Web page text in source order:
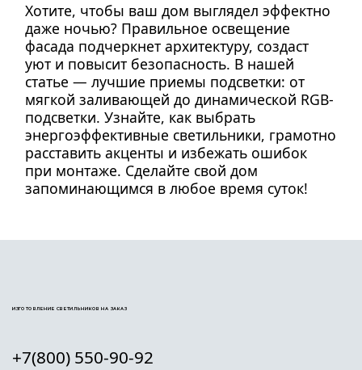
Хотите, чтобы ваш дом выглядел эффектно
даже ночью? Правильное освещение
фасада подчеркнет архитектуру, создаст
уют и повысит безопасность. В нашей
статье — лучшие приемы подсветки: от
мягкой заливающей до динамической RGB-
подсветки. Узнайте, как выбрать
энергоэффективные светильники, грамотно
расставить акценты и избежать ошибок
при монтаже. Сделайте свой дом
запоминающимся в любое время суток!
ИЗГОТОВЛЕНИЕ СВЕТИЛЬНИКОВ НА ЗАКАЗ
+7(800) 550-90-92